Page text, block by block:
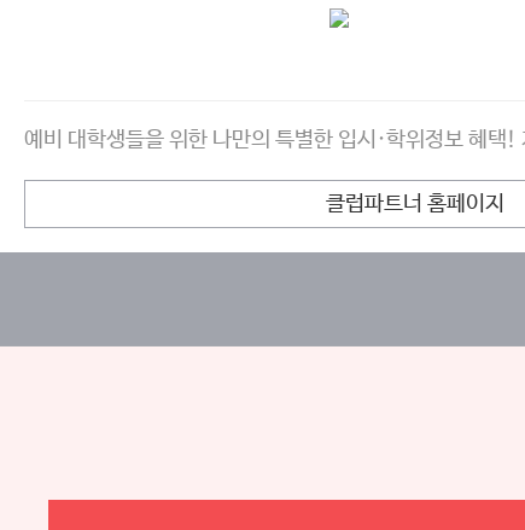
예비 대학생들을 위한 나만의 특별한 입시·학위정보 혜택!
클럽파트너 홈페이지